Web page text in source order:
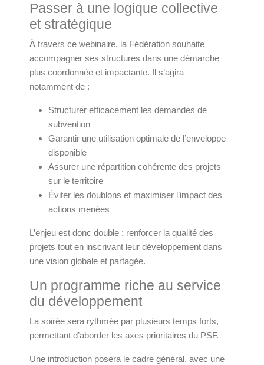
Passer à une logique collective
et stratégique
À travers ce webinaire, la Fédération souhaite
accompagner ses structures dans une démarche
plus coordonnée et impactante. Il s’agira
notamment de :
Structurer efficacement les demandes de
subvention
Garantir une utilisation optimale de l’enveloppe
disponible
Assurer une répartition cohérente des projets
sur le territoire
Éviter les doublons et maximiser l’impact des
actions menées
L’enjeu est donc double : renforcer la qualité des
projets tout en inscrivant leur développement dans
une vision globale et partagée.
Un programme riche au service
du développement
La soirée sera rythmée par plusieurs temps forts,
permettant d’aborder les axes prioritaires du PSF.
Une introduction posera le cadre général, avec une